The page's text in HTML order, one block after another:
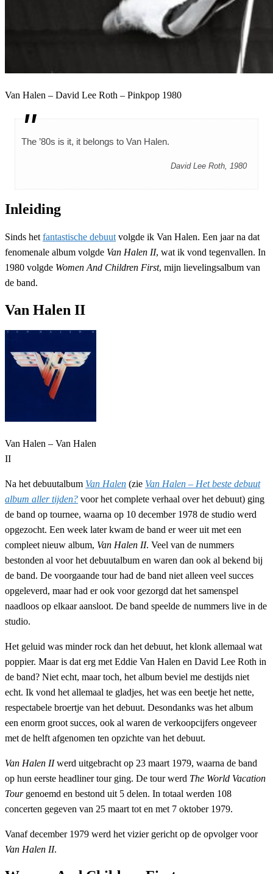
Van Halen – David Lee Roth – Pinkpop 1980
The ’80s is it, it belongs to Van Halen.
David Lee Roth, 1980
Inleiding
Sinds het fantastische debuut volgde ik Van Halen. Een jaar na dat
fenomenale album volgde Van Halen II, wat ik vond tegenvallen. In
1980 volgde Women And Children First, mijn lievelingsalbum van
de band.
Van Halen II
Van Halen – Van Halen
II
Na het debuutalbum Van Halen (zie Van Halen – Het beste debuut
album aller tijden? voor het complete verhaal over het debuut) ging
de band op tournee, waarna op 10 december 1978 de studio werd
opgezocht. Een week later kwam de band er weer uit met een
compleet nieuw album, Van Halen II. Veel van de nummers
bestonden al voor het debuutalbum en waren dan ook al bekend bij
de band. De voorgaande tour had de band niet alleen veel succes
opgeleverd, maar had er ook voor gezorgd dat het samenspel
naadloos op elkaar aansloot. De band speelde de nummers live in de
studio.
Het geluid was minder rock dan het debuut, het klonk allemaal wat
poppier. Maar is dat erg met Eddie Van Halen en David Lee Roth in
de band? Niet echt, maar toch, het album beviel me destijds niet
echt. Ik vond het allemaal te gladjes, het was een beetje het nette,
respectabele broertje van het debuut. Desondanks was het album
een enorm groot succes, ook al waren de verkoopcijfers ongeveer
met de helft afgenomen ten opzichte van het debuut.
Van Halen IIwerd uitgebracht op 23 maart 1979, waarna de band
op hun eerste headliner tour ging. De tour werd The World Vacation
Tourgenoemd en bestond uit 5 delen. In totaal werden 108
concerten gegeven van 25 maart tot en met 7 oktober 1979.
Vanaf december 1979 werd het vizier gericht op de opvolger voor
Van Halen II.